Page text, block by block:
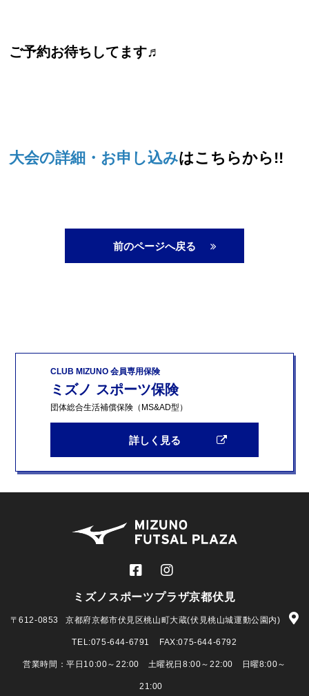
ご予約お待ちしてます♬
大会の詳細・お申し込みはこちらから!!
前のページへ戻る
CLUB MIZUNO 会員専用保険
ミズノ スポーツ保険
団体総合生活補償保険（MS&AD型）
詳しく見る
ミズノスポーツプラザ京都伏見
〒612-0853 京都府京都市伏見区桃山町大蔵(伏見桃山城運動公園内)
TEL:075-644-6791 FAX:075-644-6792
営業時間：平日10:00～22:00 土曜祝日8:00～22:00 日曜8:00～
21:00